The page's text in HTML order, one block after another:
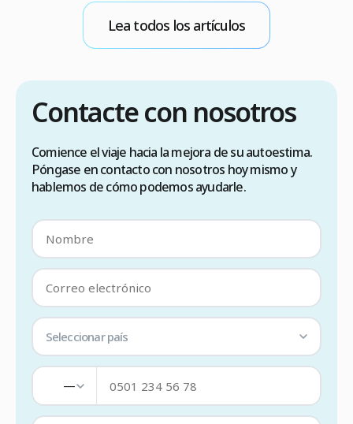
Lea todos los artículos
Contacte con nosotros
Comience el viaje hacia la mejora de su autoestima.
Póngase en contacto con nosotros hoy mismo y
hablemos de cómo podemos ayudarle.
Seleccionar país
—